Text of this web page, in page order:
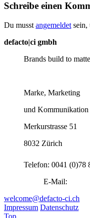
Schreibe einen
Du musst angemeldet sein,
defacto|ci gmbh
Brands build to
Marke, Marketing
und Kommunikation
Merkurstrasse 51
8032 Zürich
Telefon: 0041 (0)78
E-Mail:
welcome@defacto-ci.ch
Impressum Datenschutz
Top